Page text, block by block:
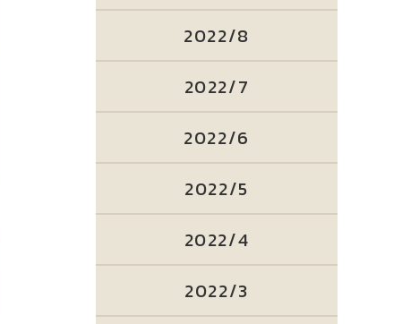
2022/8
2022/7
2022/6
2022/5
2022/4
2022/3